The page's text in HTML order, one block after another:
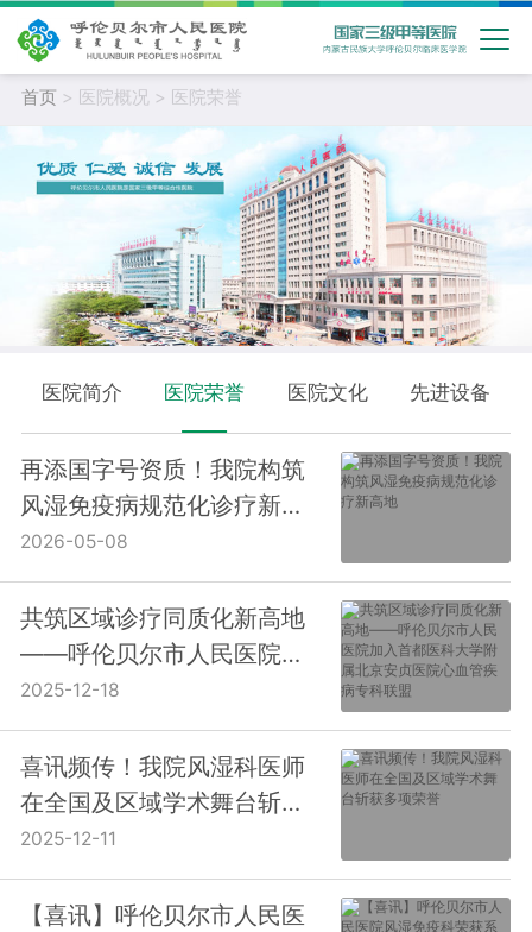
首页 > 医院概况 > 医院荣誉
医院简介 医院荣誉 医院文化 先进设备
再添国字号资质！我院构筑
风湿免疫病规范化诊疗新高
地
2026-05-08
共筑区域诊疗同质化新高地
——呼伦贝尔市人民医院加
入首都医科大学附属北京安
贞医院心血管疾病专科联盟
2025-12-18
喜讯频传！我院风湿科医师
在全国及区域学术舞台斩获
多项荣誉
2025-12-11
【喜讯】呼伦贝尔市人民医